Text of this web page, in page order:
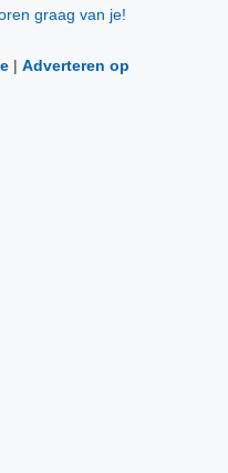
graag van je!
| Adverteren op